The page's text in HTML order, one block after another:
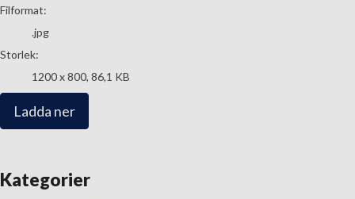
Filformat:
.jpg
Storlek:
1200 x 800, 86,1 KB
Ladda ner
Kategorier